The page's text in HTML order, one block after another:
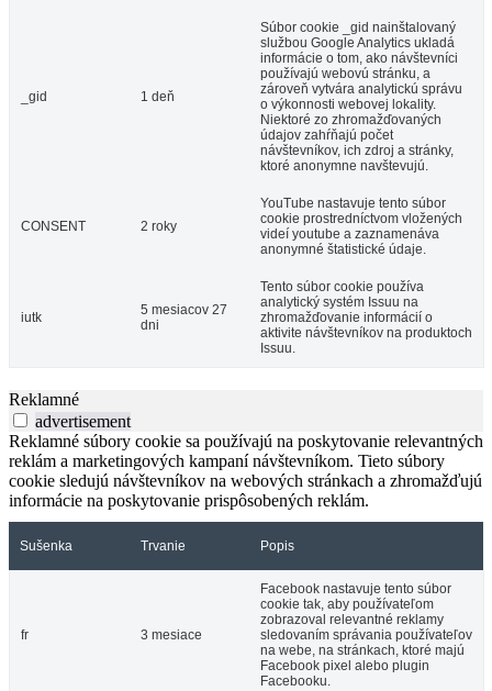
_gid 1 deň
Súbor cookie _gid nainštalovaný
službou Google Analytics ukladá
informácie o tom, ako návštevníci
používajú webovú stránku, a
zároveň vytvára analytickú správu
o výkonnosti webovej lokality.
Niektoré zo zhromažďovaných
údajov zahŕňajú počet
návštevníkov, ich zdroj a stránky,
ktoré anonymne navštevujú.
CONSENT 2 roky
YouTube nastavuje tento súbor
cookie prostredníctvom vložených
videí youtube a zaznamenáva
anonymné štatistické údaje.
iutk
5 mesiacov 27
dni
Tento súbor cookie používa
analytický systém Issuu na
zhromažďovanie informácií o
aktivite návštevníkov na produktoch
Issuu.
Reklamné
advertisement
Reklamné súbory cookie sa používajú na poskytovanie relevantných
reklám a marketingových kampaní návštevníkom. Tieto súbory
cookie sledujú návštevníkov na webových stránkach a zhromažďujú
informácie na poskytovanie prispôsobených reklám.
Sušenka Trvanie Popis
fr 3 mesiace
Facebook nastavuje tento súbor
cookie tak, aby používateľom
zobrazoval relevantné reklamy
sledovaním správania používateľov
na webe, na stránkach, ktoré majú
Facebook pixel alebo plugin
Facebooku.